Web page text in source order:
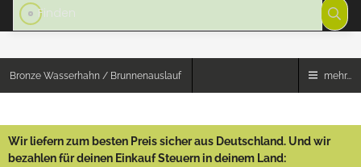
Bronze Wasserhahn / Brunnenauslauf mehr...
Wir liefern zum besten Preis sicher aus Deutschland. Und wir
bezahlen für deinen Einkauf Steuern in deinem Land: